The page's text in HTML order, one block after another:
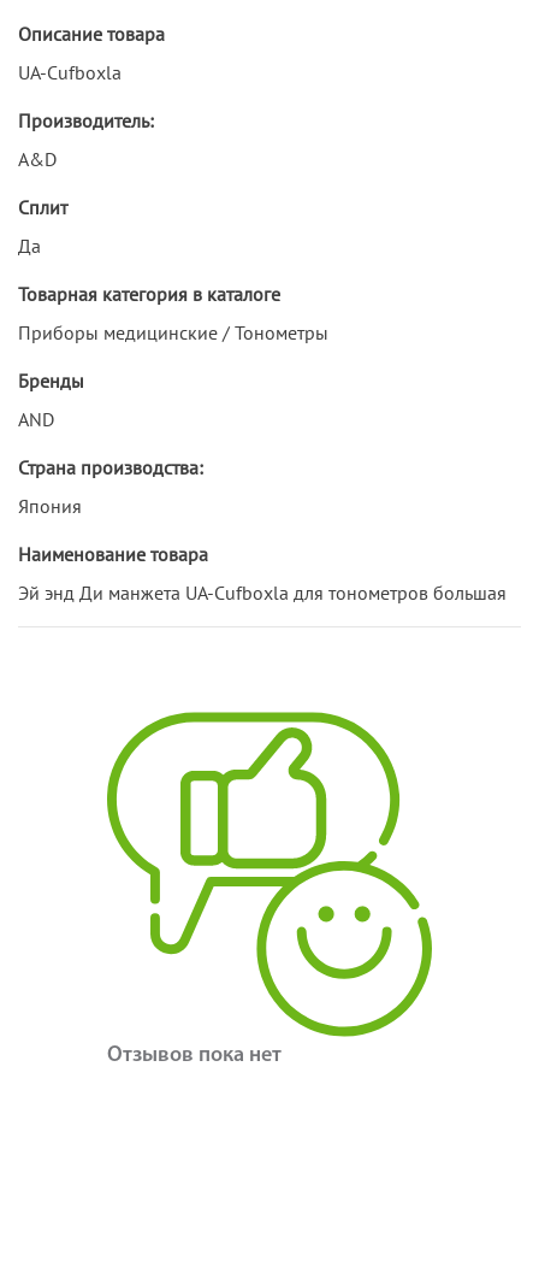
Описание товара
UA-Cufboxla
Производитель:
A&D
Сплит
Да
Товарная категория в каталоге
Приборы медицинские / Тонометры
Бренды
AND
Страна производства:
Япония
Наименование товара
Эй энд Ди манжета UA-Cufboxla для тонометров большая
Отзывов пока нет